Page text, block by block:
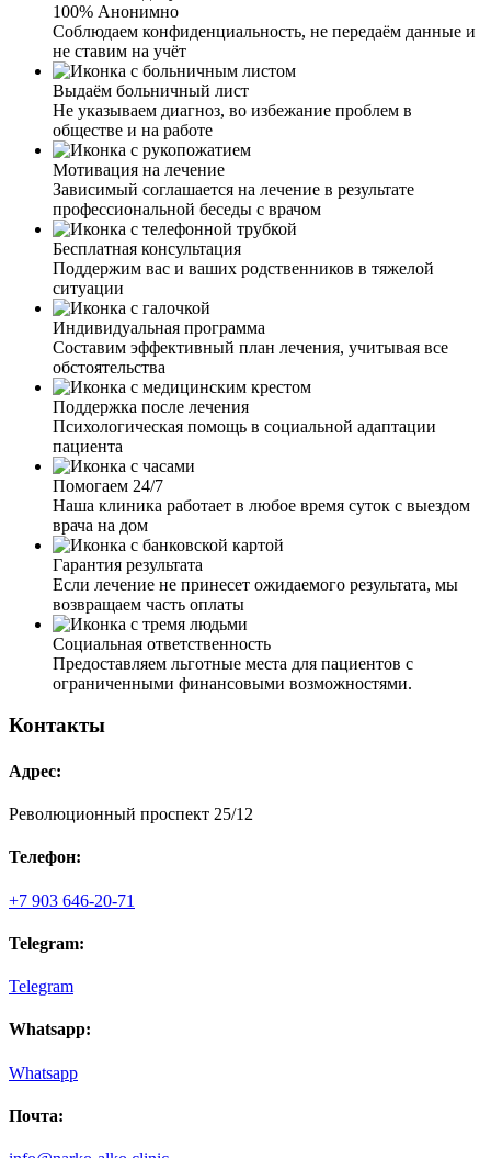
100% Анонимно
Соблюдаем конфиденциальность, не передаём данные и
не ставим на учёт
Выдаём больничный лист
Не указываем диагноз, во избежание проблем в
обществе и на работе
Мотивация на лечение
Зависимый соглашается на лечение в результате
профессиональной беседы с врачом
Бесплатная консультация
Поддержим вас и ваших родственников в тяжелой
ситуации
Индивидуальная программа
Составим эффективный план лечения, учитывая все
обстоятельства
Поддержка после лечения
Психологическая помощь в социальной адаптации
пациента
Помогаем 24/7
Наша клиника работает в любое время суток с выездом
врача на дом
Гарантия результата
Если лечение не принесет ожидаемого результата, мы
возвращаем часть оплаты
Социальная ответственность
Предоставляем льготные места для пациентов с
ограниченными финансовыми возможностями.
Контакты
Адрес:
Революционный проспект 25/12
Телефон:
+7 903 646-20-71
Telegram:
Telegram
Whatsapp:
Whatsapp
Почта: